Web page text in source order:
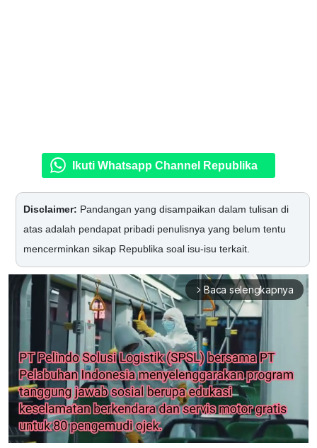
Ikuti Whatsapp Channel Republika
Disclaimer: Pandangan yang disampaikan dalam tulisan di
atas adalah pendapat pribadi penulisnya yang belum tentu
mencerminkan sikap Republika soal isu-isu terkait.
arrow_forward_ios Baca selengkapnya